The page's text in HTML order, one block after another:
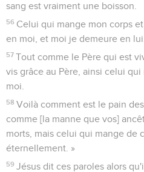
sang est vraiment une boisson.
56 Celui qui mange mon corps
en moi, et moi je demeure en lui.
57 Tout comme le Père qui est
vis grâce au Père, ainsi celui
moi.
58 Voilà comment est le pain
comme [la manne que vos]
morts, mais celui qui mange de
éternellement. »
59 Jésus dit ces paroles alors